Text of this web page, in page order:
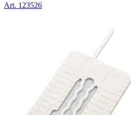
Art. 123526